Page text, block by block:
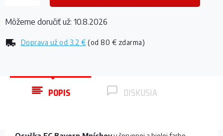
Doprava už od 3.2 € (od 80 € zdarma)
Môžeme doručiť už: 10.8.2026
POPIS DISKUSIA